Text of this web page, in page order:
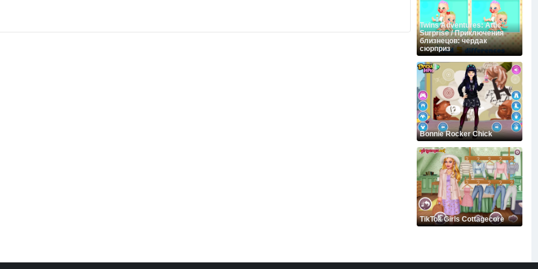
Twins Adventures: Attic
Surprise / Приключения
близнецов: чердак
сюрприз
Bonnie Rocker Chick
TikTok Girls Cottagecore